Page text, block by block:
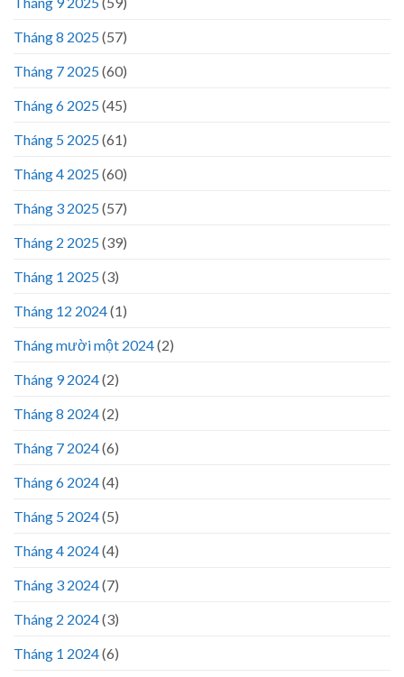
Tháng 8 2025(57)
Tháng 7 2025(60)
Tháng 6 2025(45)
Tháng 5 2025(61)
Tháng 4 2025(60)
Tháng 3 2025(57)
Tháng 2 2025(39)
Tháng 1 2025(3)
Tháng 12 2024(1)
Tháng mười một 2024(2)
Tháng 9 2024(2)
Tháng 8 2024(2)
Tháng 7 2024(6)
Tháng 6 2024(4)
Tháng 5 2024(5)
Tháng 4 2024(4)
Tháng 3 2024(7)
Tháng 2 2024(3)
Tháng 1 2024(6)